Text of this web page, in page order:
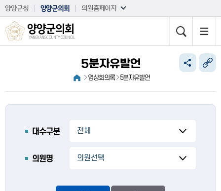
본문바로가기
양양군청 양양군의회 의원홈페이지
양양군의회
YANGYANG COUNTY COUNCIL
5분자유발언
영상회의록 5분자유발언
대수구분
의원명